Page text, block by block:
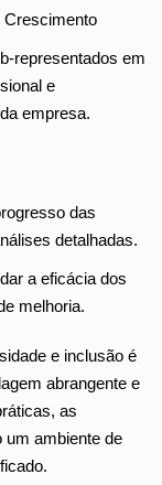
Crescimento
representados em
e
empresa.
das
detalhadas.
a eficácia dos
melhoria.
e inclusão é
abrangente e
as
um ambiente de